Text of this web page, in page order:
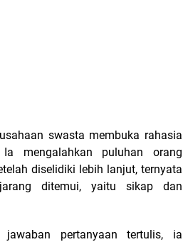
swasta membuka rahasia
mengalahkan puluhan orang
diselidiki lebih lanjut, ternyata
ditemui, yaitu sikap dan
pertanyaan tertulis, ia